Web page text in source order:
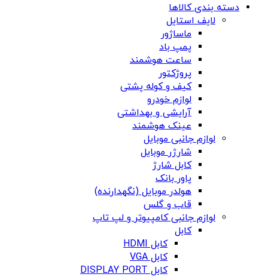
دسته بندی کالاها
لایف استایل
ماساژور
پمپ باد
ساعت هوشمند
پروژکتور
کیف و کوله پشتی
لوازم خودرو
آرایشی و بهداشتی
عینک هوشمند
لوازم جانبی موبایل
شارژر موبایل
کابل شارژ
پاور بانک
هولدر موبایل (نگهدارنده)
قاب و گلس
لوازم جانبی کامپیوتر و لپ تاپ
کابل
کابل HDMI
کابل VGA
کابل DISPLAY PORT